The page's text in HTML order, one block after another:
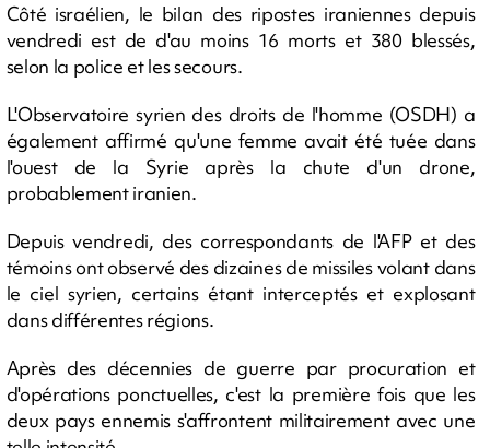
Côté israélien, le bilan des ripostes iraniennes depuis
vendredi est de d'au moins 16 morts et 380 blessés,
selon la police et les secours.
L'Observatoire syrien des droits de l'homme (OSDH) a
également affirmé qu'une femme avait été tuée dans
l'ouest de la Syrie après la chute d'un drone,
probablement iranien.
Depuis vendredi, des correspondants de l'AFP et des
témoins ont observé des dizaines de missiles volant dans
le ciel syrien, certains étant interceptés et explosant
dans différentes régions.
Après des décennies de guerre par procuration et
d'opérations ponctuelles, c'est la première fois que les
deux pays ennemis s'affrontent militairement avec une